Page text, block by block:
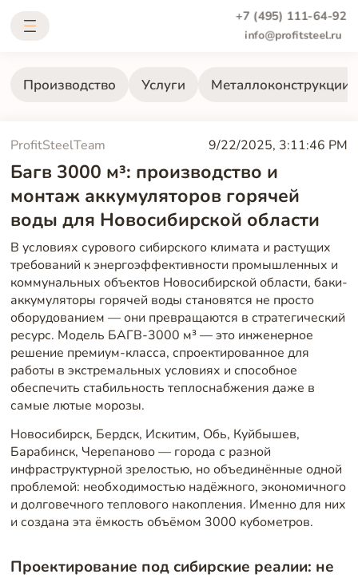
+7 (495) 111-64-92
info@profitsteel.ru
Производство Услуги Металлоконструкции
ProfitSteelTeam 9/22/2025, 3:11:46 PM
Багв 3000 м³: производство и
монтаж аккумуляторов горячей
воды для Новосибирской области
В условиях сурового сибирского климата и растущих
требований к энергоэффективности промышленных и
коммунальных объектов Новосибирской области, баки-
аккумуляторы горячей воды становятся не просто
оборудованием — они превращаются в стратегический
ресурс. Модель БАГВ-3000 м³ — это инженерное
решение премиум-класса, спроектированное для
работы в экстремальных условиях и способное
обеспечить стабильность теплоснабжения даже в
самые лютые морозы.
Новосибирск, Бердск, Искитим, Обь, Куйбышев,
Барабинск, Черепаново — города с разной
инфраструктурной зрелостью, но объединённые одной
проблемой: необходимостью надёжного, экономичного
и долговечного теплового накопления. Именно для них
и создана эта ёмкость объёмом 3000 кубометров.
Проектирование под сибирские реалии: не